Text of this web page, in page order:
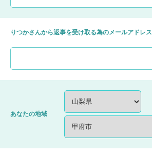
りつかさんから返事を受け取る為のメールアドレス
あなたの地域